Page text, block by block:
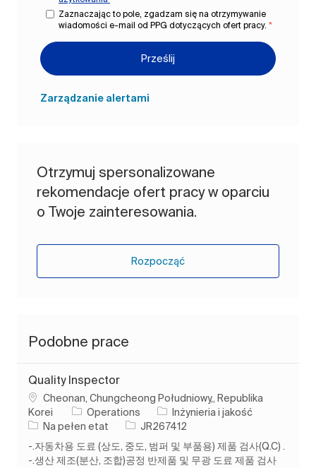
Zaznaczając to pole, zgadzam się na otrzymywanie
wiadomości e-mail od PPG dotyczących ofert pracy. *
Prześlij
Zarządzanie alertami
Otrzymuj spersonalizowane
rekomendacje ofert pracy w oparciu
o Twoje zainteresowania.
Rozpocząć
Podobne prace
Quality Inspector
Lokalizacja
Cheonan, Chungcheong Południowy,, Republika
Korei
Operations Kategoria
Inżynieria i jakość
Rodzaj pracy
Na pełen etat Identyfikator zadania
JR267412
-.자동차용 도료 (상도, 중도, 범퍼 및 부품용) 제품 검사(Q.C) .
-.생산 제조(분산, 조합)공정 반제품 및 무광 도료 제품 검사